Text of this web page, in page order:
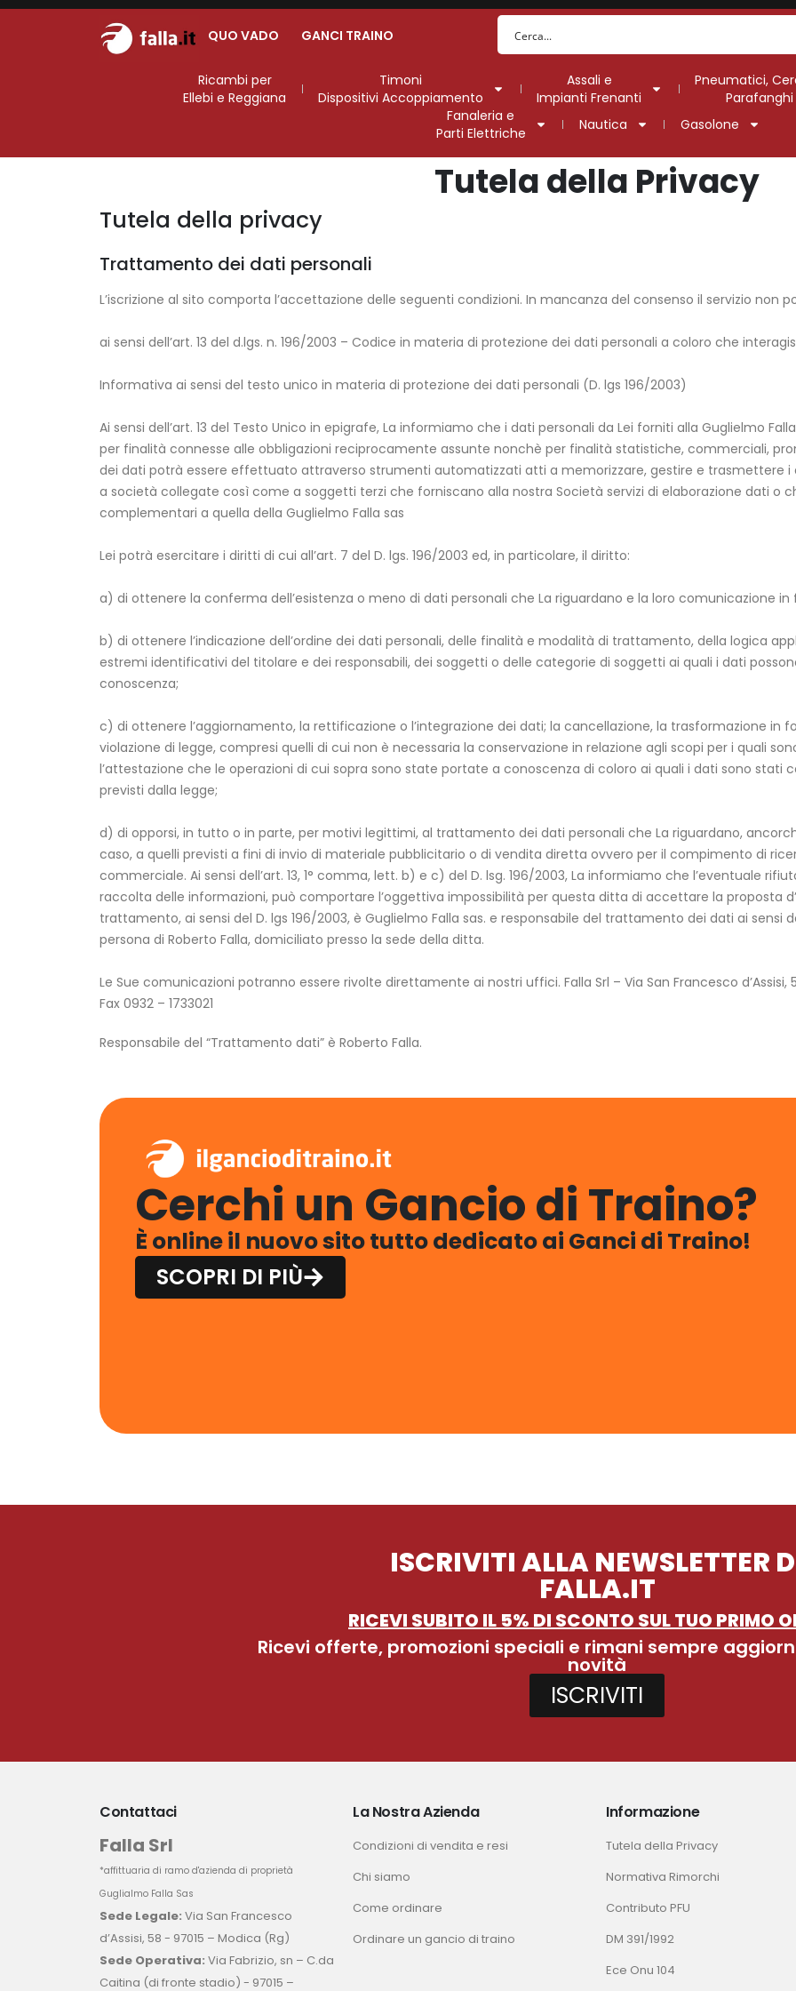
QUO VADO GANCI TRAINO
Ricambi per
Ellebi e Reggiana
Timoni
Dispositivi Accoppiamento
Assali e
Impianti Frenanti
Pneumatici,
Parafanghi
Fanaleria e
Parti Elettriche
Nautica Gasolone
Tutela della Privacy
Tutela della privacy
Trattamento dei dati personali
L’iscrizione al sito comporta l’accettazione delle seguenti condizioni. In mancanza del consenso il servizio non
ai sensi dell’art. 13 del d.lgs. n. 196/2003 – Codice in materia di protezione dei dati personali a coloro che
Informativa ai sensi del testo unico in materia di protezione dei dati personali (D. lgs 196/2003)
Ai sensi dell’art. 13 del Testo Unico in epigrafe, La informiamo che i dati personali da Lei forniti alla Guglielmo
per finalità connesse alle obbligazioni reciprocamente assunte nonchè per finalità statistiche, commerciali,
dei dati potrà essere effettuato attraverso strumenti automatizzati atti a memorizzare, gestire e trasmettere i
a società collegate così come a soggetti terzi che forniscano alla nostra Società servizi di elaborazione dati o
complementari a quella della Guglielmo Falla sas
Lei potrà esercitare i diritti di cui all’art. 7 del D. lgs. 196/2003 ed, in particolare, il diritto:
a) di ottenere la conferma dell’esistenza o meno di dati personali che La riguardano e la loro comunicazione in
b) di ottenere l’indicazione dell’ordine dei dati personali, delle finalità e modalità di trattamento, della logica
estremi identificativi del titolare e dei responsabili, dei soggetti o delle categorie di soggetti ai quali i dati
conoscenza;
c) di ottenere l’aggiornamento, la rettificazione o l’integrazione dei dati; la cancellazione, la trasformazione
violazione di legge, compresi quelli di cui non è necessaria la conservazione in relazione agli scopi per i quali
l’attestazione che le operazioni di cui sopra sono state portate a conoscenza di coloro ai quali i dati sono
previsti dalla legge;
d) di opporsi, in tutto o in parte, per motivi legittimi, al trattamento dei dati personali che La riguardano,
caso, a quelli previsti a fini di invio di materiale pubblicitario o di vendita diretta ovvero per il compimento di
commerciale. Ai sensi dell’art. 13, 1° comma, lett. b) e c) del D. lsg. 196/2003, La informiamo che l’eventuale
raccolta delle informazioni, può comportare l’oggettiva impossibilità per questa ditta di accettare la proposta
trattamento, ai sensi del D. lgs 196/2003, è Guglielmo Falla sas. e responsabile del trattamento dei dati ai sensi
persona di Roberto Falla, domiciliato presso la sede della ditta.
Le Sue comunicazioni potranno essere rivolte direttamente ai nostri uffici. Falla Srl – Via San Francesco
Fax 0932 – 1733021
Responsabile del “Trattamento dati” è Roberto Falla.
Cerchi un Gancio di Traino?
È online il nuovo sito tutto dedicato ai Ganci di Traino!
SCOPRI DI PIÙ
ISCRIVITI ALLA NEWSLETTER
FALLA.IT
RICEVI SUBITO IL 5% DI SCONTO SUL TUO PRIMO
Ricevi offerte, promozioni speciali e rimani sempre
novità
ISCRIVITI
Contattaci
Falla Srl
*affittuaria di ramo d'azienda di proprietà
Guglialmo Falla Sas
Sede Legale: Via San Francesco
d’Assisi, 58 - 97015 – Modica (Rg)
Sede Operativa: Via Fabrizio, sn – C.da
Caitina (di fronte stadio) - 97015 –
La Nostra Azienda
Condizioni di vendita e resi
Chi siamo
Come ordinare
Ordinare un gancio di traino
Informazione
Tutela della Privacy
Normativa Rimorchi
Contributo PFU
DM 391/1992
Ece Onu 104